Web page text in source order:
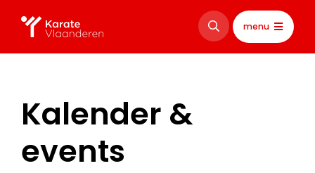
menu
Kalender &
events